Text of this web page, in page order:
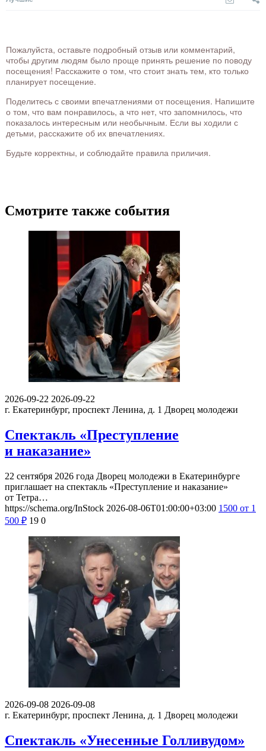
Пожалуйста, оставьте подробный отзыв или комментарий,
чтобы другим людям было проще принять решение по поводу
посещения! Расскажите о том, что стоит знать тем, кто только
планирует посещение.
Поделитесь с своими впечатлениями от посещения. Напишите
о том, что вам понравилось, а что нет, что запомнилось, что
показалось интересным или необычным. Если вы ходили с
детьми, расскажите об их впечатлениях.
Будьте корректны, и соблюдайте правила приличия.
Смотрите также события
2026-09-22 2026-09-22
г. Екатеринбург, проспект Ленина, д. 1 Дворец молодежи
Спектакль «Преступление
и наказание»
22 сентября 2026 года Дворец молодежи в Екатеринбурге
приглашает на спектакль «Преступление и наказание»
от Тетра…
https://schema.org/InStock 2026-08-06T01:00:00+03:00 1500 от 1
500 ₽ 19 0
2026-09-08 2026-09-08
г. Екатеринбург, проспект Ленина, д. 1 Дворец молодежи
Спектакль «Унесенные Голливудом»